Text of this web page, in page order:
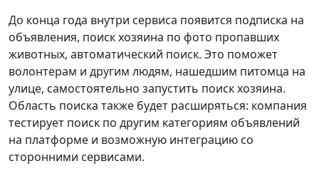
До конца года внутри сервиса появится подписка на
объявления, поиск хозяина по фото пропавших
животных, автоматический поиск. Это поможет
волонтерам и другим людям, нашедшим питомца на
улице, самостоятельно запустить поиск хозяина.
Область поиска также будет расширяться: компания
тестирует поиск по другим категориям объявлений
на платформе и возможную интеграцию со
сторонними сервисами.